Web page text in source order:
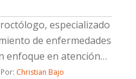
especializado
de enfermedades
enfoque en atención
Por: Christian Bajo